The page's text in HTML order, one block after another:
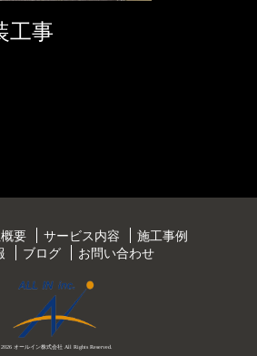
工事
要 サービス内容
施工事例
ブログ お問い合わせ
オールイン株式会社 All Rights Reserved.